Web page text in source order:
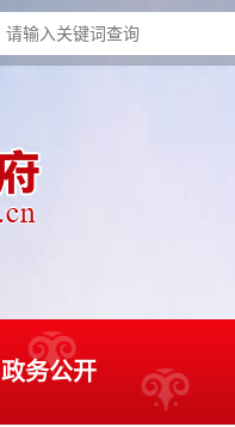
政务公开